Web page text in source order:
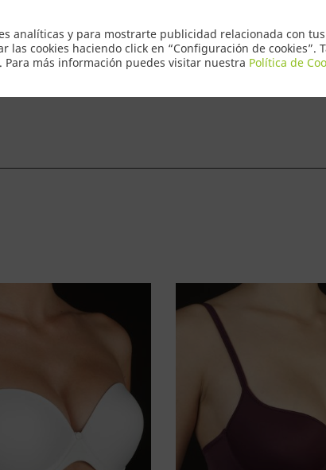
analíticas y para mostrarte publicidad relacionada con
cookies haciendo click en “Configuración de cookies”.
Para más información puedes visitar nuestra Política de